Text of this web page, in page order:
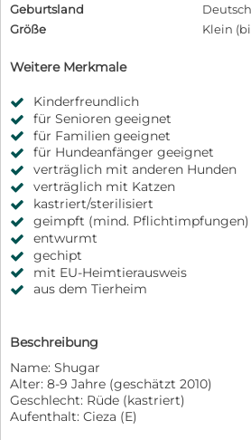
Geburtsland
Größe
Klein
Weitere Merkmale
Kinderfreundlich
für Senioren geeignet
für Familien geeignet
für Hundeanfänger geeignet
verträglich mit anderen Hunden
verträglich mit Katzen
kastriert/sterilisiert
geimpft (mind. Pflichtimpfungen)
entwurmt
gechipt
mit EU-Heimtierausweis
aus dem Tierheim
Beschreibung
Name: Shugar
Alter: 8-9 Jahre (geschätzt 2010)
Geschlecht: Rüde (kastriert)
Aufenthalt: Cieza (E)